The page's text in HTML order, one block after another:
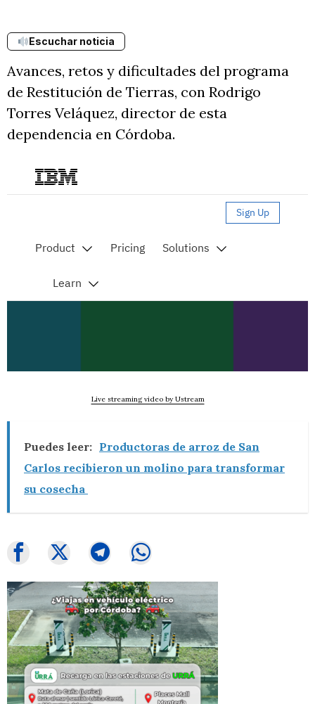
Escuchar noticia
Avances, retos y dificultades del programa
de Restitución de Tierras, con Rodrigo
Torres Veláquez, director de esta
dependencia en Córdoba.
Live streaming video by Ustream
Puedes leer: Productoras de arroz de San
Carlos recibieron un molino para transformar
su cosecha